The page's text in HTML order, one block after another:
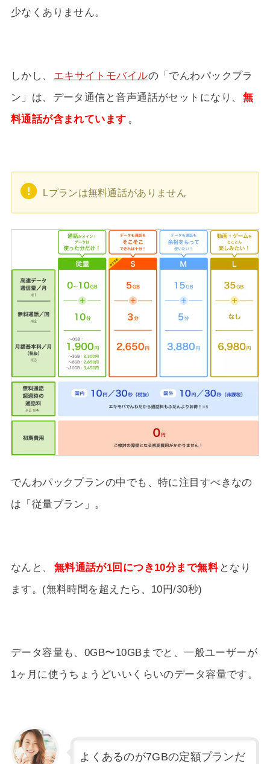
少なくありません。
しかし、 エキサイトモバイルの「でんわパックプラ
ン」は、データ通信と音声通話がセットになり、 無
料通話が含まれています 。
Lプランは無料通話がありません
でんわパックプランの中でも、特に注目すべきなの
は「従量プラン」。
なんと、 無料通話が1回につき10分まで無料 となり
ます。(無料時間を超えたら、10円/30秒)
データ容量も、0GB〜10GBまでと、一般ユーザーが
1ヶ月に使うちょうどいいくらいのデータ容量です。
よくあるのが7GBの定額プランだ